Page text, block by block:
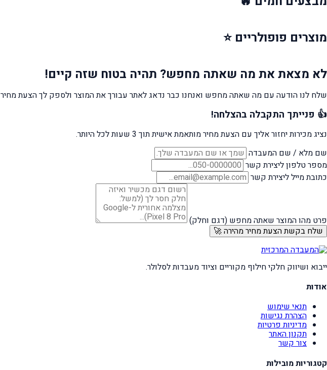
מוצרים פופולריים ⭐
לא מצאת את מה שאתה מחפש? תהיה בטוח שזה קיים!
שלח לנו הודעה עם מה שאתה מחפש ואנחנו כבר נדאג לאתר עבורך את המוצר ולספק לך הצעת מחיר
👍 פנייתך התקבלה בהצלחה!
נציג מכירות יחזור אליך עם הצעת מחיר מותאמת אישית תוך 3 שעות לכל היותר.
שם מלא / שם המעבדה
מספר טלפון ליצירת קשר
כתובת מייל ליצירת קשר
פרט מהו המוצר שאתה מחפש (דגם וחלק)
שלח בקשת הצעת מחיר מהירה 🚀
ייבוא ושיווק חלקי חילוף מקוריים וציוד מעבדות לסלולר.
אודות
תנאי שימוש
הצהרת נגישות
מדיניות פרטיות
תקנון האתר
צור קשר
קטגוריות מובילות